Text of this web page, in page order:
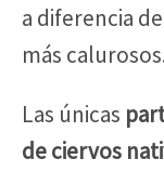
a diferencia
más
Las únicas
de ciervos